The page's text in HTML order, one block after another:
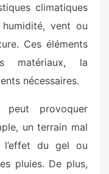
climatiques
vent ou
Ces éléments
matériaux, la
nécessaires.
peut provoquer
un terrain mal
du gel ou
pluies. De plus,